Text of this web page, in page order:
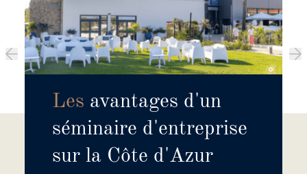
Les avantages d'un
séminaire d'entreprise
sur la Côte d'Azur